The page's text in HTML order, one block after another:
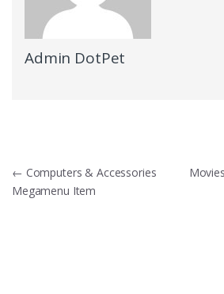
Admin DotPet
Navegación
de
← Computers & Accessories
Megamenu Item